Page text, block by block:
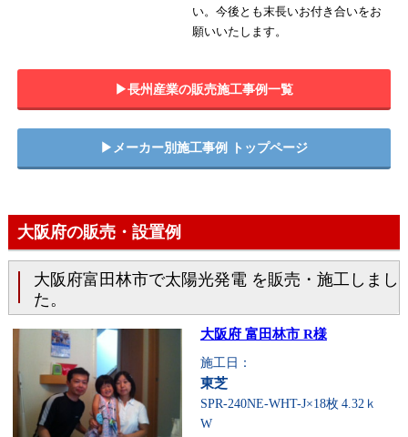
い。今後とも末長いお付き合いをお
願いいたします。
▶︎長州産業の販売施工事例一覧
▶︎メーカー別施工事例 トップページ
大阪府の販売・設置例
大阪府富田林市で太陽光発電 を販売・施工しまし
た。
大阪府 富田林市 R様
施工日：
東芝
SPR-240NE-WHT-J×18枚 4.32ｋ
W